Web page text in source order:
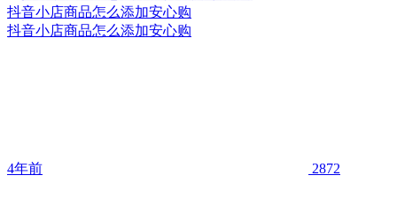
抖音小店商品怎么添加安心购
抖音小店商品怎么添加安心购
4年前 2872